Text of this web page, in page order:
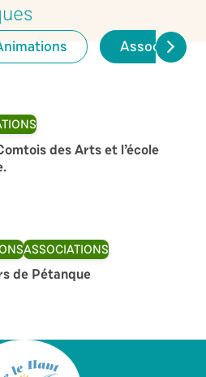
Associations
des Arts et l’école
ASSOCIATIONS
de Pétanque